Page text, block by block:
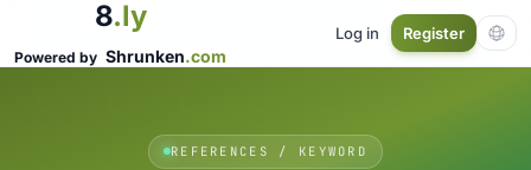
8.ly
Powered by Shrunken.com
Log in Register
REFERENCES / KEYWORD